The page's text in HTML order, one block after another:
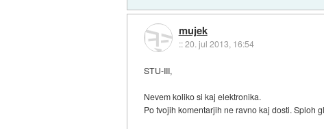
mujek
::20. jul 2013, 16:54
STU-III,
Nevem koliko si kaj elektronika.
Po tvojih komentarjih ne ravno kaj dosti. Sploh